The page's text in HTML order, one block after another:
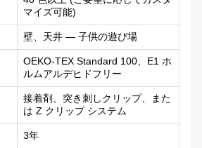
マイズ可能)
壁、天井 — 子供の遊び場
OEKO-TEX Standard 100、E1 ホ
ルムアルデヒドフリー
接着剤、突き刺しクリップ、また
は Z クリップ システム
3年